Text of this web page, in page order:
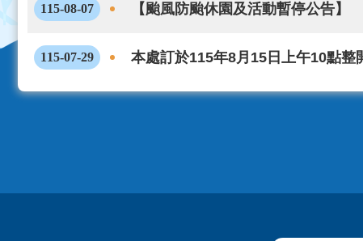
115-08-07 【颱風防颱休園及活動暫停公告】
115-07-29 本處訂於115年8月15日上午10點